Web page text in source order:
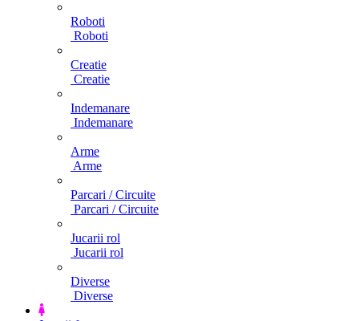
Roboti
Roboti
Creatie
Creatie
Indemanare
Indemanare
Arme
Arme
Parcari / Circuite
Parcari / Circuite
Jucarii rol
Jucarii rol
Diverse
Diverse